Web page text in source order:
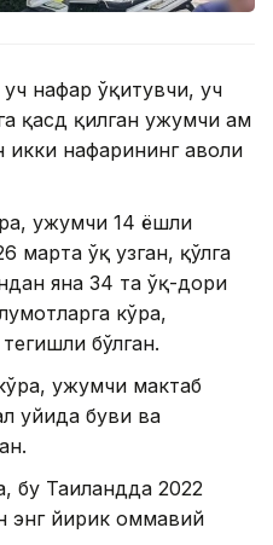
нафар ўқитувчи, уч
қасд қилган ҳужумчи ҳам
икки нафарининг аҳволи
ҳужумчи 14 ёшли
марта ўқ узган, қўлга
яна 34 та ўқ-дори
кўра,
бўлган.
ҳужумчи мактаб
уйида буви ва
бу Таиландда 2022
энг йирик оммавий